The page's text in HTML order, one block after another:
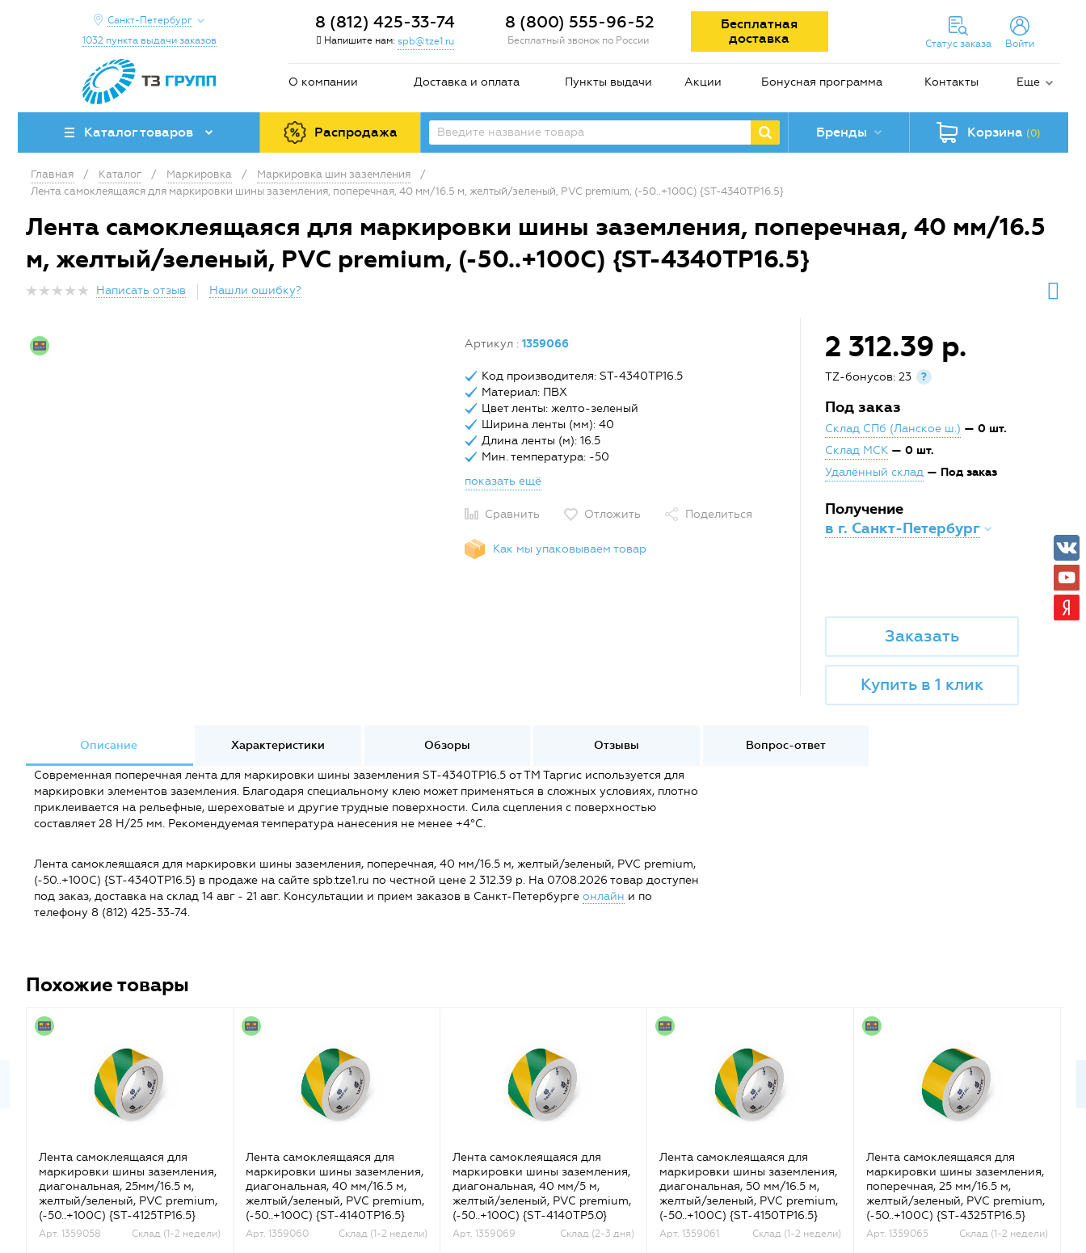
Санкт-Петербург
1032 пункта выдачи заказов
8 (812) 425-33-74
Напишите нам: spb@tze1.ru
8 (800) 555-96-52
Бесплатный звонок по России
Бесплатная
доставка
Статус заказа Войти
О компании Доставка и оплата Пункты выдачи Акции Бонусная программа Контакты Еще
Каталог товаров Распродажа Бренды Корзина (0)
Главная / Каталог / Маркировка / Маркировка шин заземления
/
Лента самоклеящаяся для маркировки шины заземления, поперечная, 40 мм/16.5 м, желтый/зеленый, PVC premium, (-50..+100С) {ST-4340TP16.5}
Лента самоклеящаяся для маркировки шины заземления, поперечная, 40 мм/16.5
м, желтый/зеленый, PVC premium, (-50..+100С) {ST-4340TP16.5}
Написать отзыв Нашли ошибку?
Артикул : 1359066
Код производителя: ST-4340TP16.5
Материал: ПВХ
Цвет ленты: желто-зеленый
Ширина ленты (мм): 40
Длина ленты (м): 16.5
Мин. температура: -50
показать ещё
Сравнить Отложить Поделиться
Как мы упаковываем товар
2 312.39 р.
TZ-бонусов: 23 ?
Под заказ
Склад СПб (Ланское ш.) — 0 шт.
Склад МСК — 0 шт.
Удалённый склад — Под заказ
Получение
в г. Санкт-Петербург
Заказать
Купить в 1 клик
Описание Характеристики Обзоры Отзывы Вопрос-ответ
Современная поперечная лента для маркировки шины заземления ST-4340TP16.5 от ТМ Таргис используется для
маркировки элементов заземления. Благодаря специальному клею может применяться в сложных условиях, плотно
приклеивается на рельефные, шереховатые и другие трудные поверхности. Сила сцепления с поверхностью
составляет 28 H/25 мм. Рекомендуемая температура нанесения не менее +4°C.
Лента самоклеящаяся для маркировки шины заземления, поперечная, 40 мм/16.5 м, желтый/зеленый, PVC premium,
(-50..+100С) {ST-4340TP16.5} в продаже на сайте spb.tze1.ru по честной цене 2 312.39 р. На 07.08.2026 товар доступен
под заказ, доставка на склад 14 авг - 21 авг. Консультации и прием заказов в Санкт-Петербурге онлайн и по
телефону 8 (812) 425-33-74.
Похожие товары
Лента самоклеящаяся для
маркировки шины заземления,
диагональная, 25мм/16.5 м,
желтый/зеленый, PVC premium,
(-50..+100С) {ST-4125TP16.5}
Арт. 1359058 Склад (1-2 недели)
Лента самоклеящаяся для
маркировки шины заземления,
диагональная, 40 мм/16.5 м,
желтый/зеленый, PVC premium,
(-50..+100С) {ST-4140TP16.5}
Арт. 1359060 Склад (1-2 недели)
Лента самоклеящаяся для
маркировки шины заземления,
диагональная, 40 мм/5 м,
желтый/зеленый, PVC premium,
(-50..+100С) {ST-4140TP5.0}
Арт. 1359069 Склад (2-3 дня)
Лента самоклеящаяся для
маркировки шины заземления,
диагональная, 50 мм/16.5 м,
желтый/зеленый, PVC premium,
(-50..+100С) {ST-4150TP16.5}
Арт. 1359061 Склад (1-2 недели)
Лента самоклеящаяся для
маркировки шины заземления,
поперечная, 25 мм/16.5 м,
желтый/зеленый, PVC premium,
(-50..+100С) {ST-4325TP16.5}
Арт. 1359065 Склад (1-2 недели)